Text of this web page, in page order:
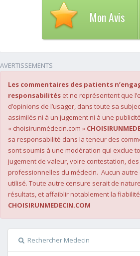
Mon Avis
AVERTISSEMENTS
Les commentaires des patients
responsabilités et ne représentent que
d’opinions de l’usager, dans toute sa
assimilés ni à un jugement ni à une
« choisirunmédecin.com »
sa responsabilité dans la teneur des
sont soumis à une modération qui exclue
jugement de valeur, voire contestation,
professionnelles du médecin. Aucun autre
utilisé. Toute autre censure serait de
résultats, et affaiblir notablement la
CHOISIRUNMEDECIN.COM
Rechercher Medecin